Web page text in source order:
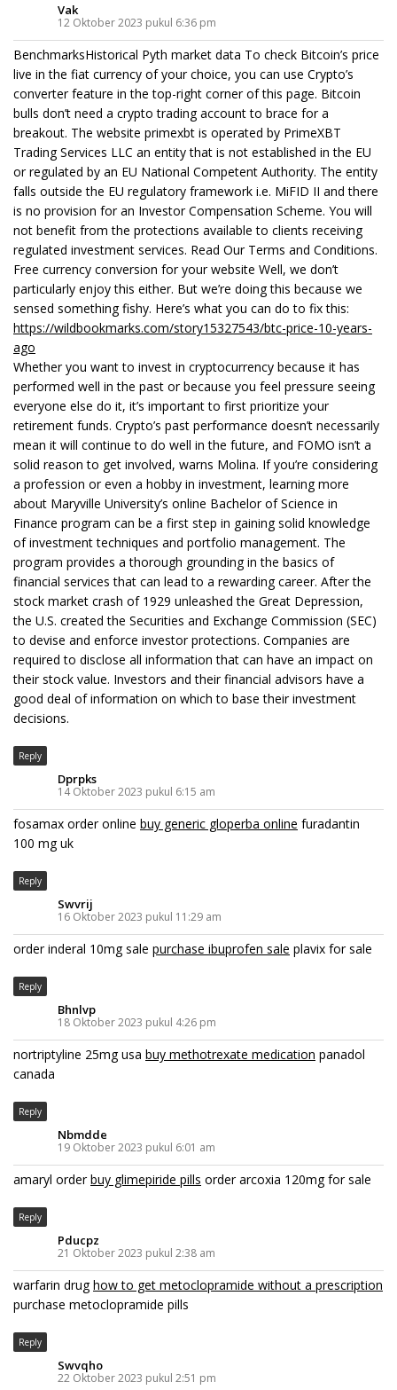
Vak
12 Oktober 2023 pukul 6:36 pm
BenchmarksHistorical Pyth market data To check Bitcoin’s price
live in the fiat currency of your choice, you can use Crypto’s
converter feature in the top-right corner of this page. Bitcoin
bulls don’t need a crypto trading account to brace for a
breakout. The website primexbt is operated by PrimeXBT
Trading Services LLC an entity that is not established in the EU
or regulated by an EU National Competent Authority. The entity
falls outside the EU regulatory framework i.e. MiFID II and there
is no provision for an Investor Compensation Scheme. You will
not benefit from the protections available to clients receiving
regulated investment services. Read Our Terms and Conditions.
Free currency conversion for your website Well, we don’t
particularly enjoy this either. But we’re doing this because we
sensed something fishy. Here’s what you can do to fix this:
https://wildbookmarks.com/story15327543/btc-price-10-years-
ago
Whether you want to invest in cryptocurrency because it has
performed well in the past or because you feel pressure seeing
everyone else do it, it’s important to first prioritize your
retirement funds. Crypto’s past performance doesn’t necessarily
mean it will continue to do well in the future, and FOMO isn’t a
solid reason to get involved, warns Molina. If you’re considering
a profession or even a hobby in investment, learning more
about Maryville University’s online Bachelor of Science in
Finance program can be a first step in gaining solid knowledge
of investment techniques and portfolio management. The
program provides a thorough grounding in the basics of
financial services that can lead to a rewarding career. After the
stock market crash of 1929 unleashed the Great Depression,
the U.S. created the Securities and Exchange Commission (SEC)
to devise and enforce investor protections. Companies are
required to disclose all information that can have an impact on
their stock value. Investors and their financial advisors have a
good deal of information on which to base their investment
decisions.
Reply
Dprpks
14 Oktober 2023 pukul 6:15 am
fosamax order online buy generic gloperba online furadantin
100 mg uk
Reply
Swvrij
16 Oktober 2023 pukul 11:29 am
order inderal 10mg sale purchase ibuprofen sale plavix for sale
Reply
Bhnlvp
18 Oktober 2023 pukul 4:26 pm
nortriptyline 25mg usa buy methotrexate medication panadol
canada
Reply
Nbmdde
19 Oktober 2023 pukul 6:01 am
amaryl orderbuy glimepiride pills order arcoxia 120mg for sale
Reply
Pducpz
21 Oktober 2023 pukul 2:38 am
warfarin drughow to get metoclopramide without a prescription
purchase metoclopramide pills
Reply
Swvqho
22 Oktober 2023 pukul 2:51 pm